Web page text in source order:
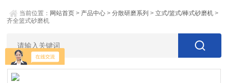
当前位置： 网站首页 > 产品中心 >分散研磨系列 >立式/篮式/棒式砂磨机 >
齐全篮式砂磨机